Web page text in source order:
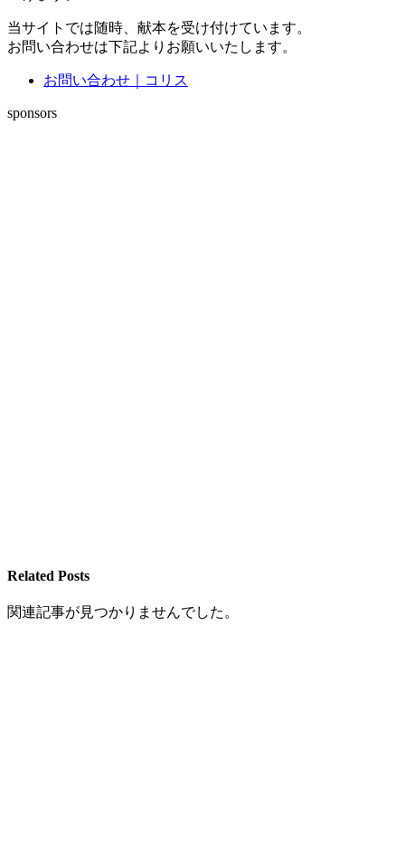
当サイトでは随時、献本を受け付けています。
お問い合わせは下記よりお願いいたします。
お問い合わせ｜コリス
sponsors
Related Posts
関連記事が見つかりませんでした。